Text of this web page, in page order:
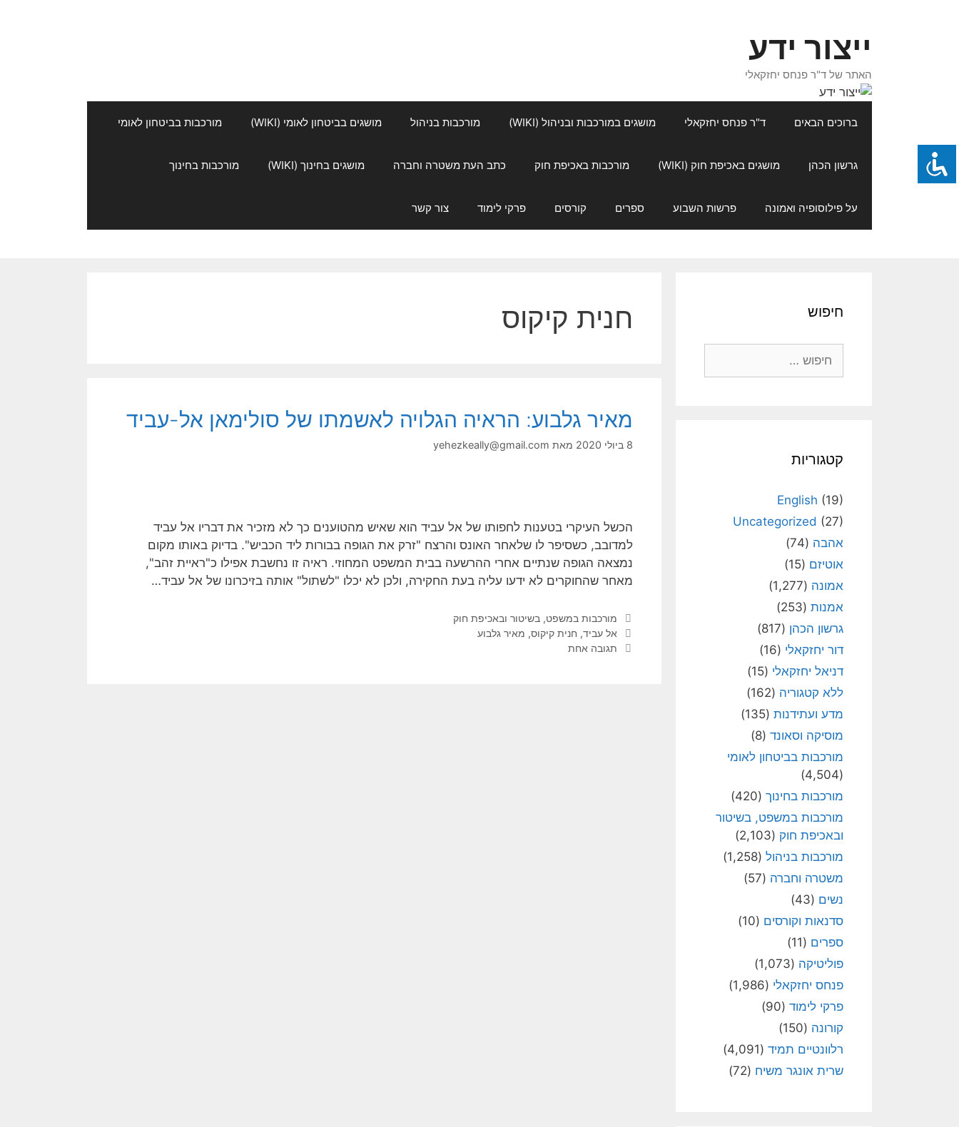
ייצור ידע
האתר של ד"ר פנחס יחזקאלי
ברוכים הבאים ד"ר פנחס יחזקאלי מושגים במורכבות ובניהול (WIKI) מורכבות בניהול מושגים בביטחון לאומי (WIKI) מורכבות בביטחון לאומי
גרשון הכהן מושגים באכיפת חוק (WIKI) מורכבות באכיפת חוק כתב העת משטרה וחברה מושגים בחינוך (WIKI) מורכבות בחינוך
על פילוסופיה ואמונה פרשות השבוע ספרים קורסים פרקי לימוד צור קשר
חנית קיקוס
מאיר גלבוע: הראיה הגלויה לאשמתו של סולימאן אל-עביד
8 ביולי 2020 מאת yehezkeally@gmail.com
הכשל העיקרי בטענות לחפותו של אל עביד הוא שאיש מהטוענים כך לא מזכיר את דבריו אל עביד
למדובב, כשסיפר לו שלאחר האונס והרצח "זרק את הגופה בבורות ליד הכביש". בדיוק באותו מקום
נמצאה הגופה שנתיים אחרי ההרשעה בבית המשפט המחוזי. ראיה זו נחשבת אפילו כ"ראיית זהב",
מאחר שהחוקרים לא ידעו עליה בעת החקירה, ולכן לא יכלו "לשתול" אותה בזיכרונו של אל עביד…
קטגוריות
מורכבות במשפט, בשיטור ובאכיפת חוק
תגיות
אל עביד, חנית קיקוס, מאיר גלבוע
תגובה אחת
חיפוש
קטגוריות
English (19)
Uncategorized (27)
אהבה (74)
אוטיזם (15)
אמונה (1,277)
אמנות (253)
גרשון הכהן (817)
דור יחזקאלי (16)
דניאל יחזקאלי (15)
ללא קטגוריה (162)
מדע ועתידנות (135)
מוסיקה וסאונד (8)
מורכבות בביטחון לאומי
(4,504)
מורכבות בחינוך (420)
מורכבות במשפט, בשיטור
ובאכיפת חוק (2,103)
מורכבות בניהול (1,258)
משטרה וחברה (57)
נשים (43)
סדנאות וקורסים (10)
ספרים (11)
פוליטיקה (1,073)
פנחס יחזקאלי (1,986)
פרקי לימוד (90)
קורונה (150)
רלוונטיים תמיד (4,091)
שרית אונגר משיח (72)